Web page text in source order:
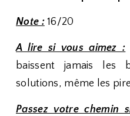
Note :16/20
A lire si vous aimez :
baissent jamais les
solutions, même les
Passez votre chemin